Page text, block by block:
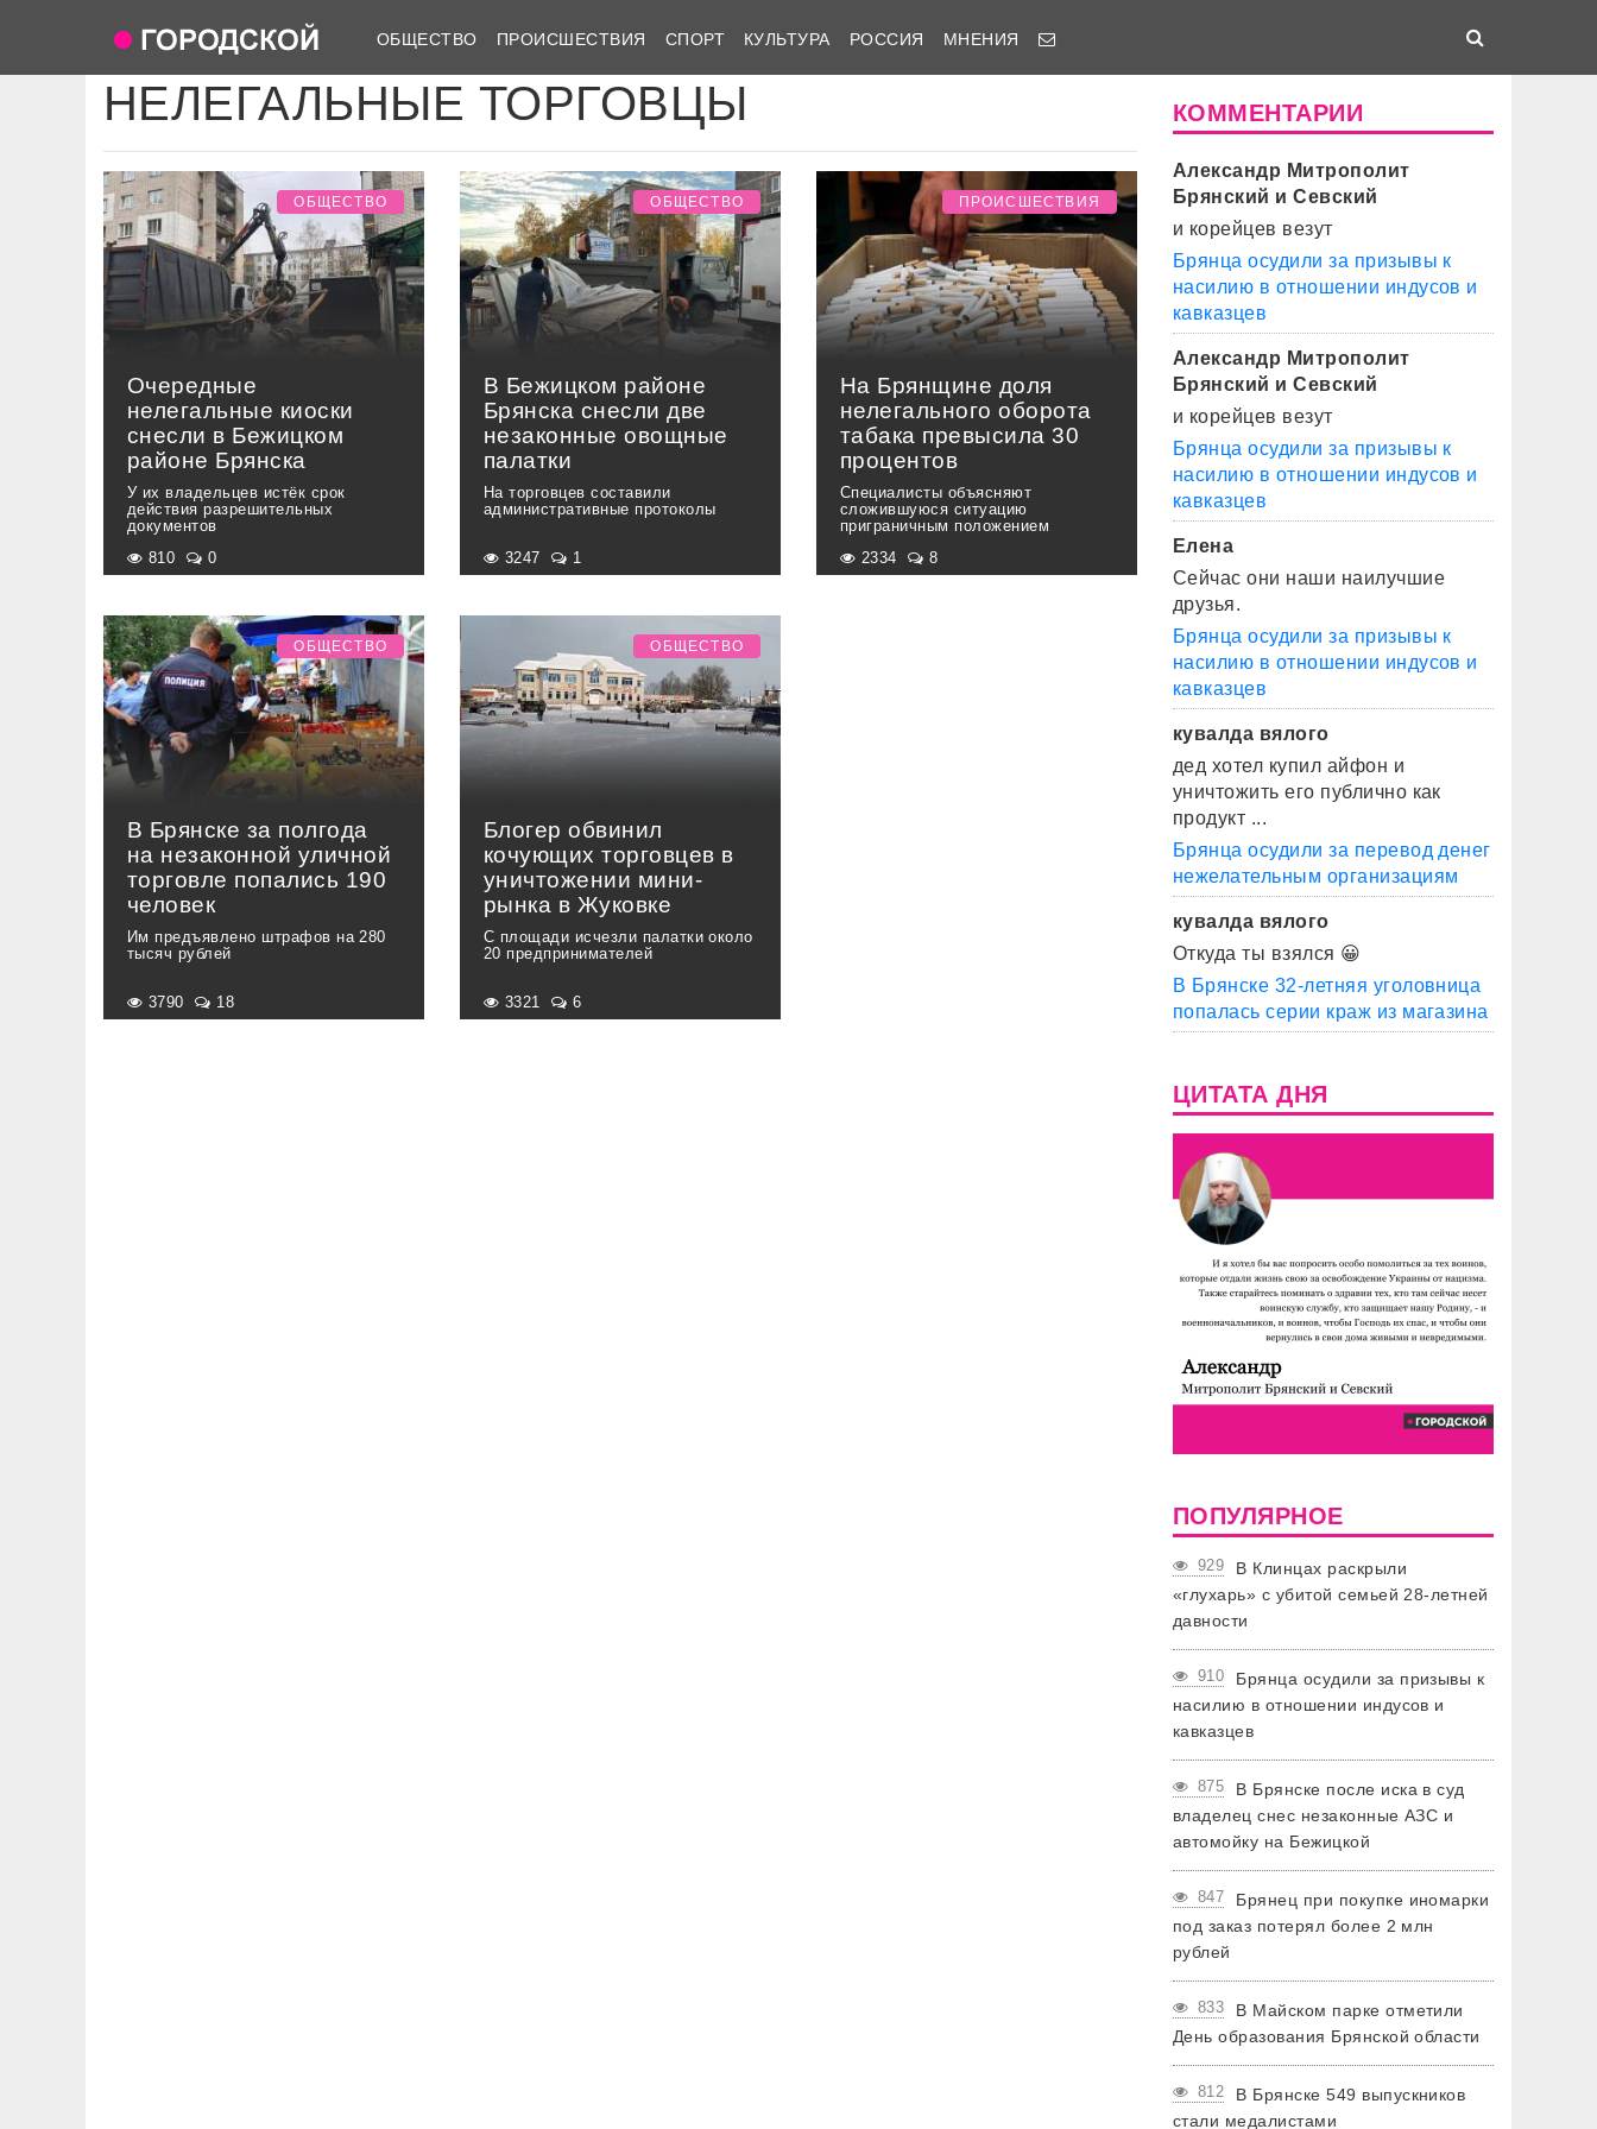
ОБЩЕСТВО ПРОИСШЕСТВИЯ СПОРТ КУЛЬТУРА РОССИЯ МНЕНИЯ
НЕЛЕГАЛЬНЫЕ ТОРГОВЦЫ
Очередные
нелегальные киоски
снесли в Бежицком
районе Брянска
У их владельцев истёк срок
действия разрешительных
документов
ОБЩЕСТВО
810 0
В Бежицком районе
Брянска снесли две
незаконные овощные
палатки
На торговцев составили
административные протоколы
ОБЩЕСТВО
3247 1
На Брянщине доля
нелегального оборота
табака превысила 30
процентов
Специалисты объясняют
сложившуюся ситуацию
приграничным положением
ПРОИСШЕСТВИЯ
2334 8
В Брянске за полгода
на незаконной уличной
торговле попались 190
человек
Им предъявлено штрафов на 280
тысяч рублей
ОБЩЕСТВО
3790 18
Блогер обвинил
кочующих торговцев в
уничтожении мини-
рынка в Жуковке
С площади исчезли палатки около
20 предпринимателей
ОБЩЕСТВО
3321 6
КОММЕНТАРИИ
Александр Митрополит
Брянский и Севский
и корейцев везут
Брянца осудили за призывы к
насилию в отношении индусов и
кавказцев
Александр Митрополит
Брянский и Севский
и корейцев везут
Брянца осудили за призывы к
насилию в отношении индусов и
кавказцев
Елена
Сейчас они наши наилучшие
друзья.
Брянца осудили за призывы к
насилию в отношении индусов и
кавказцев
кувалда вялого
дед хотел купил айфон и
уничтожить его публично как
продукт ...
Брянца осудили за перевод денег
нежелательным организациям
кувалда вялого
Откуда ты взялся 😀
В Брянске 32-летняя уголовница
попалась серии краж из магазина
ЦИТАТА ДНЯ
ПОПУЛЯРНОЕ
929
В Клинцах раскрыли
«глухарь» с убитой семьей 28-летней
давности
910
Брянца осудили за призывы к
насилию в отношении индусов и
кавказцев
875
В Брянске после иска в суд
владелец снес незаконные АЗС и
автомойку на Бежицкой
847
Брянец при покупке иномарки
под заказ потерял более 2 млн
рублей
833
В Майском парке отметили
День образования Брянской области
812
В Брянске 549 выпускников
стали медалистами